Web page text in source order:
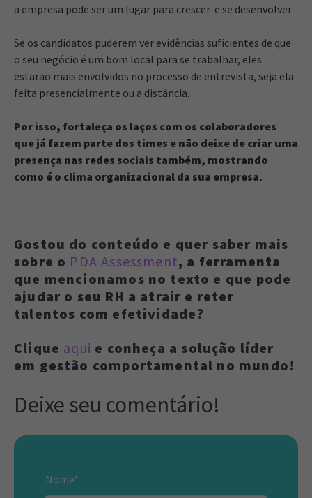
a empresa pode ser um lugar para crescer e se desenvolver.
Se os candidatos puderem ver evidências suficientes de que
o seu negócio é um bom local para se trabalhar, eles
estarão mais envolvidos no processo de entrevista, seja ela
feita presencialmente ou a distância.
Por isso, fortaleça os laços com os colaboradores
que já fazem parte dos times e não deixe de criar uma
presença nas redes sociais também, mostrando
como é o clima organizacional da sua empresa.
Gostou do conteúdo e quer saber mais
sobre o PDA Assessment, a ferramenta
que mencionamos no texto e que pode
ajudar o seu RH a atrair e reter
talentos com efetividade?
Clique aqui e conheça a solução líder
em gestão comportamental no mundo!
Deixe seu comentário!
Nome*